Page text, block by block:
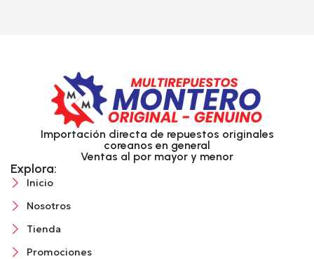
Importación directa de repuestos originales
coreanos en general
Ventas al por mayor y menor
Explora:
Inicio
Nosotros
Tienda
Promociones